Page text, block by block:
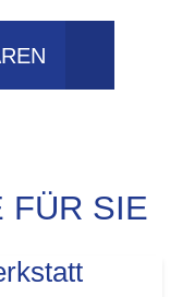
FÜR SIE